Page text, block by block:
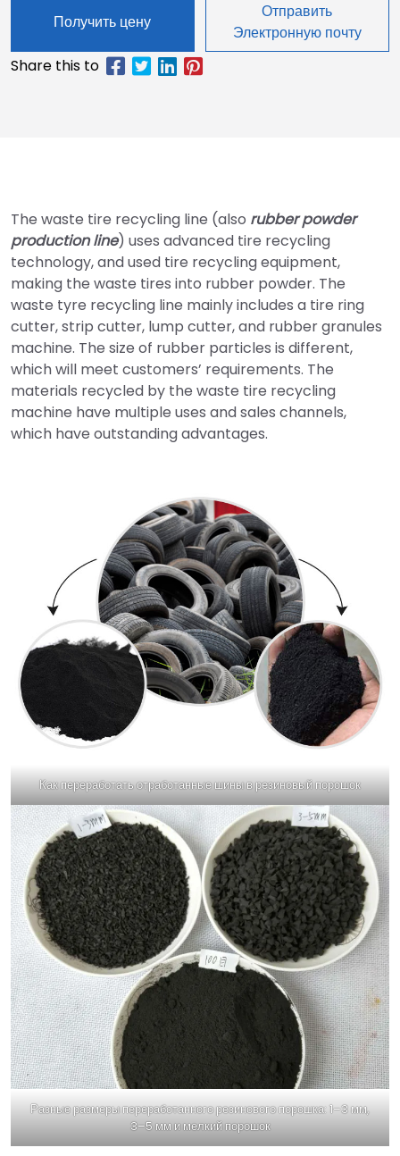
Получить цену
Отправить
Электронную почту
The waste tire recycling line (also rubber powder
production line) uses advanced tire recycling
technology, and used tire recycling equipment,
making the waste tires into rubber powder. The
waste tyre recycling line mainly includes a tire ring
cutter, strip cutter, lump cutter, and rubber granules
machine. The size of rubber particles is different,
which will meet customers’ requirements. The
materials recycled by the waste tire recycling
machine have multiple uses and sales channels,
which have outstanding advantages.
Как переработать отработанные шины в резиновый порошок
Разные размеры переработанного резинового порошка: 1–3 мм,
3–5 мм и мелкий порошок